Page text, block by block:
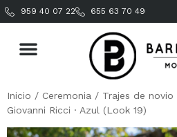
959 40 07 22 655 63 70 49
Inicio / Ceremonia / Trajes de novio
Giovanni Ricci · Azul (Look 19)